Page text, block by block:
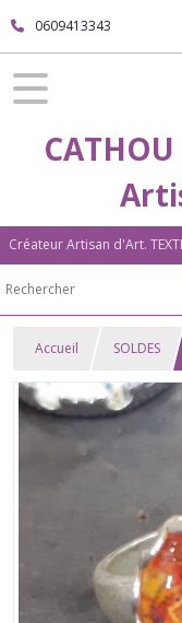
0609413343
Accueil SOLDES